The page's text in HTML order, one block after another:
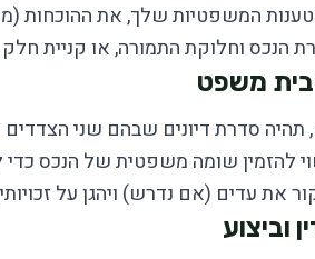
המשפטיות שלך, את ההוכחות
הנכס וחלוקת התמורה, או קניית
סדרת דיונים שבהם שני הצדדים
להזמין שומה משפטית של הנכס כדי
את עדים (אם נדרש) ויהגן על